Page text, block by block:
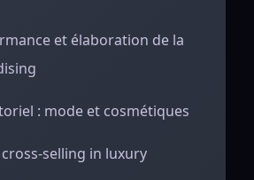
et élaboration de la
: mode et cosmétiques
selling in luxury